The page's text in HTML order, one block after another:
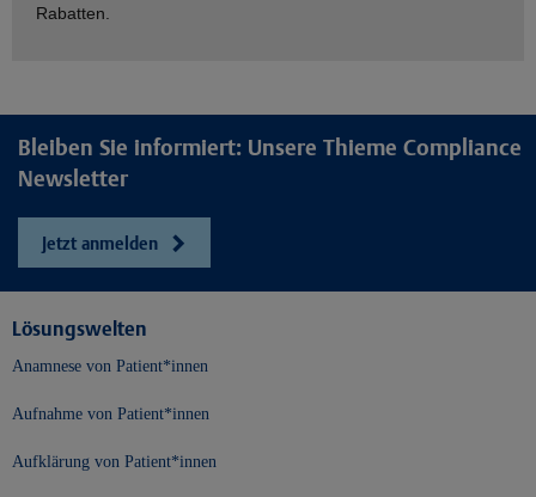
Rabatten.
Bleiben Sie informiert: Unsere Thieme Compliance
Newsletter
Jetzt anmelden
Lösungswelten
Anamnese von Patient*innen
Aufnahme von Patient*innen
Aufklärung von Patient*innen